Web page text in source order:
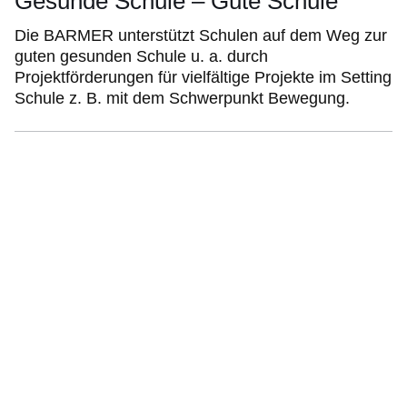
Die BARMER unterstützt Schulen auf dem Weg zur
guten gesunden Schule u. a. durch
Projektförderungen für vielfältige Projekte im Setting
Schule z. B. mit dem Schwerpunkt Bewegung.